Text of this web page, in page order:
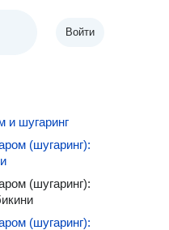
Войти
и шугаринг
(шугаринг):
(шугаринг):
(шугаринг):